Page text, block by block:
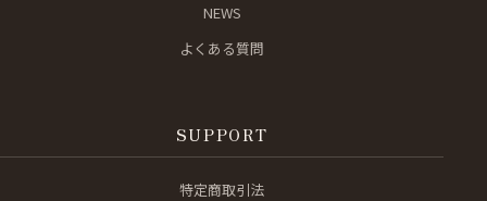
NEWS
よくある質問
SUPPORT
特定商取引法